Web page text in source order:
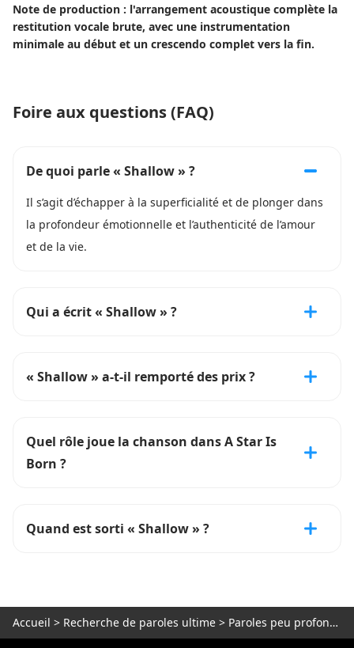
Note de production : l'arrangement acoustique complète la
restitution vocale brute, avec une instrumentation
minimale au début et un crescendo complet vers la fin.
Foire aux questions (FAQ)
De quoi parle « Shallow » ?
Il s’agit d’échapper à la superficialité et de plonger dans
la profondeur émotionnelle et l’authenticité de l’amour
et de la vie.
Qui a écrit « Shallow » ?
« Shallow » a-t-il remporté des prix ?
Quel rôle joue la chanson dans A Star Is
Born ?
Quand est sorti « Shallow » ?
Accueil > Recherche de paroles ultime > Paroles peu profondes